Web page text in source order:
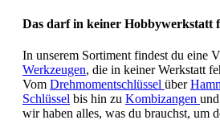
Das darf in keiner Hobbywerkstatt
In unserem Sortiment findest du eine
Werkzeugen, die in keiner Werkstatt
Vom Drehmomentschlüssel über
Schlüssel bis hin zu Kombizangen und
wir haben alles, was du brauchst, um